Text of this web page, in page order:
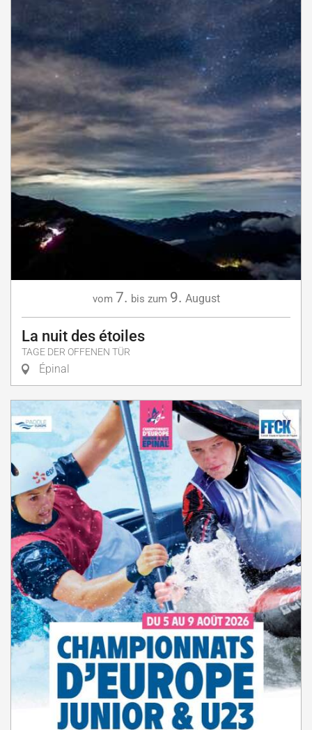
vom 7. bis zum 9. August
La nuit des étoiles
TAGE DER OFFENEN TÜR
Épinal